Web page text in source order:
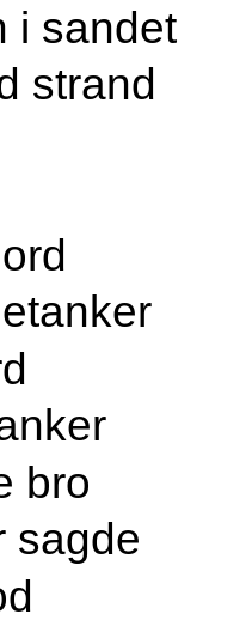
i sandet
strand
bro
sagde